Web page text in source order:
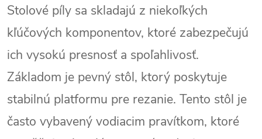
Stolové píly sa skladajú z niekoľkých
kľúčových komponentov, ktoré zabezpečujú
ich vysokú presnosť a spoľahlivosť.
Základom je pevný stôl, ktorý poskytuje
stabilnú platformu pre rezanie. Tento stôl je
často vybavený vodiacim pravítkom, ktoré